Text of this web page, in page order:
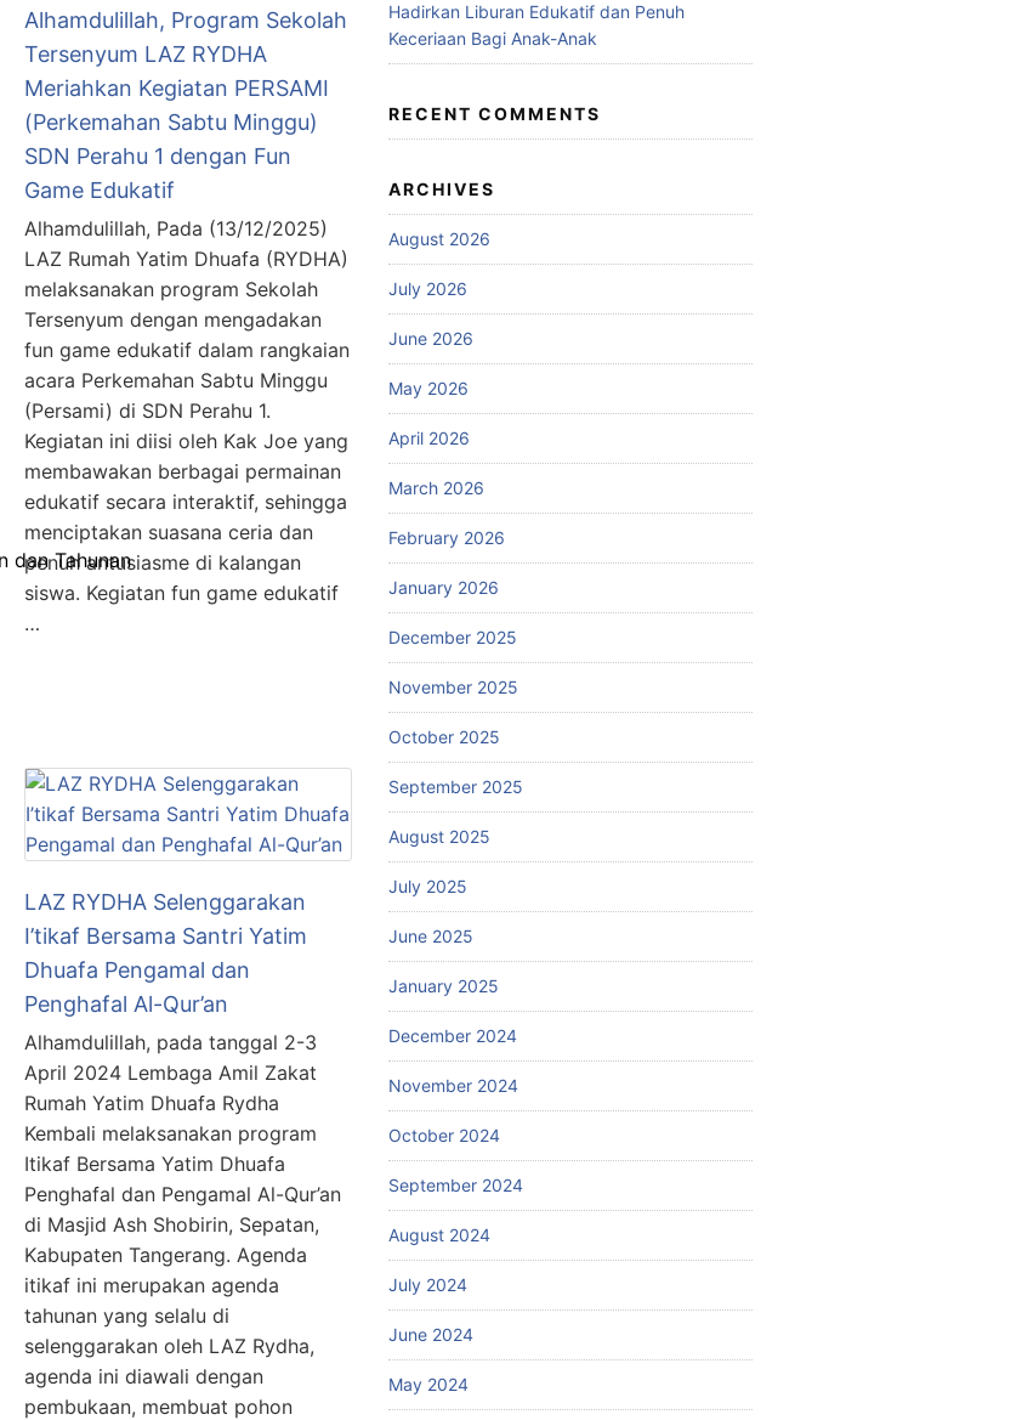
dan Tahunan
Alhamdulillah, Program Sekolah
Tersenyum LAZ RYDHA
Meriahkan Kegiatan PERSAMI
(Perkemahan Sabtu Minggu)
SDN Perahu 1 dengan Fun
Game Edukatif
Alhamdulillah, Pada (13/12/2025)
LAZ Rumah Yatim Dhuafa (RYDHA)
melaksanakan program Sekolah
Tersenyum dengan mengadakan
fun game edukatif dalam rangkaian
acara Perkemahan Sabtu Minggu
(Persami) di SDN Perahu 1.
Kegiatan ini diisi oleh Kak Joe yang
membawakan berbagai permainan
edukatif secara interaktif, sehingga
menciptakan suasana ceria dan
penuh antusiasme di kalangan
siswa. Kegiatan fun game edukatif
…
LAZ RYDHA Selenggarakan
I’tikaf Bersama Santri Yatim
Dhuafa Pengamal dan
Penghafal Al-Qur’an
Alhamdulillah, pada tanggal 2-3
April 2024 Lembaga Amil Zakat
Rumah Yatim Dhuafa Rydha
Kembali melaksanakan program
Itikaf Bersama Yatim Dhuafa
Penghafal dan Pengamal Al-Qur’an
di Masjid Ash Shobirin, Sepatan,
Kabupaten Tangerang. Agenda
itikaf ini merupakan agenda
tahunan yang selalu di
selenggarakan oleh LAZ Rydha,
agenda ini diawali dengan
pembukaan, membuat pohon
Hadirkan Liburan Edukatif dan Penuh
Keceriaan Bagi Anak-Anak
RECENT COMMENTS
ARCHIVES
August 2026
July 2026
June 2026
May 2026
April 2026
March 2026
February 2026
January 2026
December 2025
November 2025
October 2025
September 2025
August 2025
July 2025
June 2025
January 2025
December 2024
November 2024
October 2024
September 2024
August 2024
July 2024
June 2024
May 2024